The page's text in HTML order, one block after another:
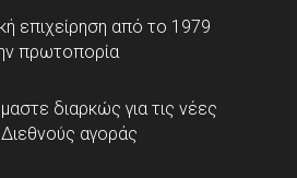
επιχείρηση από το 1979
πρωτοπορία
διαρκώς για τις νέες
αγοράς